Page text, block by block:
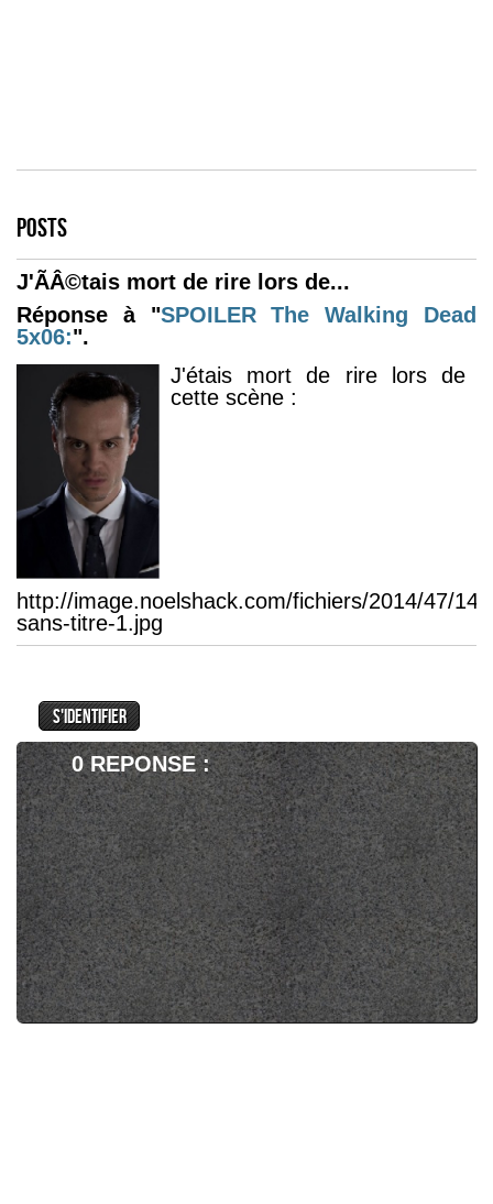
POSTS
J'ÃÂ©tais mort de rire lors de...
Réponse à "SPOILER
The Walking Dead
5x06:".
J'étais mort de rire lors de
cette scène :
http://image.noelshack.com/fichiers/2014/47/
sans-titre-1.jpg
vans sont comme les chats, ils retombent
toujours sur leurs pneus...
Breaking Bad & Sherlock, What else ?
Réponse à "Résultats des Emmy Awards
2014".
Breaking Bad & Sherlock,
What else ?
Bien content que ces deux
shows aient été mis en avant,
la première méritait
amplement, rien que pour son
episode Ozymandias a
0 REPONSE :